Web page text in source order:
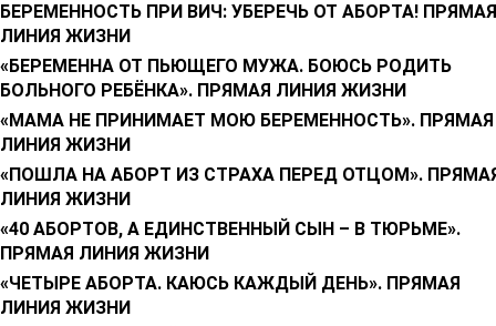
БЕРЕМЕННОСТЬ ПРИ ВИЧ: УБЕРЕЧЬ ОТ АБОРТА! ПРЯМАЯ
ЛИНИЯ ЖИЗНИ
«БЕРЕМЕННА ОТ ПЬЮЩЕГО МУЖА. БОЮСЬ РОДИТЬ
БОЛЬНОГО РЕБЁНКА». ПРЯМАЯ ЛИНИЯ ЖИЗНИ
«МАМА НЕ ПРИНИМАЕТ МОЮ БЕРЕМЕННОСТЬ». ПРЯМАЯ
ЛИНИЯ ЖИЗНИ
«ПОШЛА НА АБОРТ ИЗ СТРАХА ПЕРЕД ОТЦОМ».
ЛИНИЯ ЖИЗНИ
«40 АБОРТОВ, А ЕДИНСТВЕННЫЙ СЫН – В ТЮРЬМЕ».
ПРЯМАЯ ЛИНИЯ ЖИЗНИ
«ЧЕТЫРЕ АБОРТА. КАЮСЬ КАЖДЫЙ ДЕНЬ». ПРЯМАЯ
ЛИНИЯ ЖИЗНИ